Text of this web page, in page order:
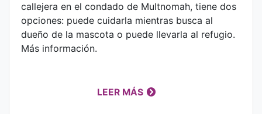
callejera en el condado de Multnomah, tiene dos
opciones: puede cuidarla mientras busca al
dueño de la mascota o puede llevarla al refugio.
Más información.
LEER MÁS